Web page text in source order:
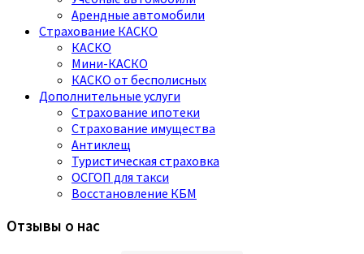
Арендные автомобили
Страхование КАСКО
КАСКО
Мини-КАСКО
КАСКО от бесполисных
Дополнительные услуги
Страхование ипотеки
Страхование имущества
Антиклещ
Туристическая страховка
ОСГОП для такси
Восстановление КБМ
Отзывы о нас